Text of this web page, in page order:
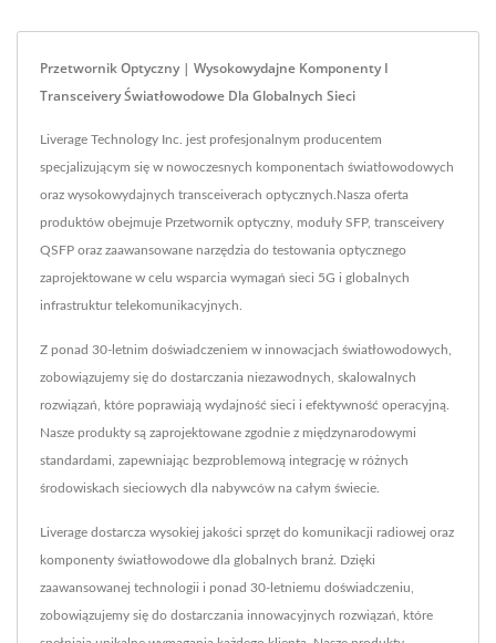
Przetwornik Optyczny | Wysokowydajne Komponenty I
Transceivery Światłowodowe Dla Globalnych Sieci
Liverage Technology Inc. jest profesjonalnym producentem
specjalizującym się w nowoczesnych komponentach światłowodowych
oraz wysokowydajnych transceiverach optycznych.Nasza oferta
produktów obejmuje Przetwornik optyczny, moduły SFP, transceivery
QSFP oraz zaawansowane narzędzia do testowania optycznego
zaprojektowane w celu wsparcia wymagań sieci 5G i globalnych
infrastruktur telekomunikacyjnych.
Z ponad 30-letnim doświadczeniem w innowacjach światłowodowych,
zobowiązujemy się do dostarczania niezawodnych, skalowalnych
rozwiązań, które poprawiają wydajność sieci i efektywność operacyjną.
Nasze produkty są zaprojektowane zgodnie z międzynarodowymi
standardami, zapewniając bezproblemową integrację w różnych
środowiskach sieciowych dla nabywców na całym świecie.
Liverage dostarcza wysokiej jakości sprzęt do komunikacji radiowej oraz
komponenty światłowodowe dla globalnych branż. Dzięki
zaawansowanej technologii i ponad 30-letniemu doświadczeniu,
zobowiązujemy się do dostarczania innowacyjnych rozwiązań, które